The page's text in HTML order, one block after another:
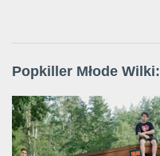
Popkiller Młode Wilki: